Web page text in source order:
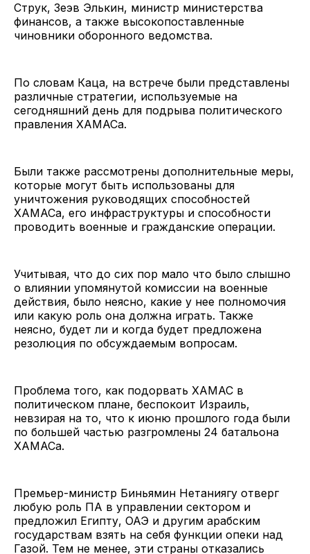
Струк, Зеэв Элькин, министр министерства
финансов, а также высокопоставленные
чиновники оборонного ведомства.
По словам Каца, на встрече были представлены
различные стратегии, используемые на
сегодняшний день для подрыва политического
правления ХАМАСа.
Были также рассмотрены дополнительные меры,
которые могут быть использованы для
уничтожения руководящих способностей
ХАМАСа, его инфраструктуры и способности
проводить военные и гражданские операции.
Учитывая, что до сих пор мало что было слышно
о влиянии упомянутой комиссии на военные
действия, было неясно, какие у нее полномочия
или какую роль она должна играть. Также
неясно, будет ли и когда будет предложена
резолюция по обсуждаемым вопросам.
Проблема того, как подорвать ХАМАС в
политическом плане, беспокоит Израиль,
невзирая на то, что к июню прошлого года были
по большей частью разгромлены 24 батальона
ХАМАСа.
Премьер-министр Биньямин Нетаниягу отверг
любую роль ПА в управлении сектором и
предложил Египту, ОАЭ и другим арабским
государствам взять на себя функции опеки над
Газой. Тем не менее, эти страны отказались